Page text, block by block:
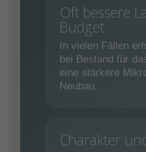
Oft bessere
Budget
In vielen Fällen
bei Bestand für
eine stärkere
Neubau.
Charakter